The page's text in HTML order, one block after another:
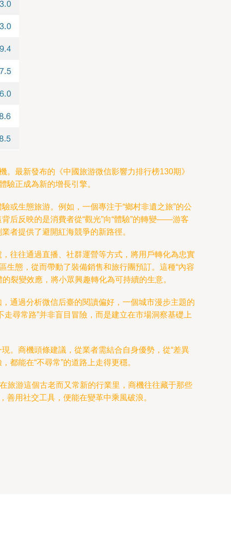
最新發布的《中國旅游微信影響力排行榜130期》
驗正成為新的增長引擎。
或生態旅游。例如，一個專注于“鄉村非遺之旅”的公
后反映的是消費者從“觀光”向“體驗”的轉變——游客
者提供了避開紅海競爭的新路徑。
往往通過直播、社群運營等方式，將用戶轉化為忠實
生態，從而帶動了裝備銷售和旅行團預訂。這種“內容
裂變效應，將小眾興趣轉化為可持續的生意。
通過分析微信后臺的閱讀偏好，一個城市漫步主題的
尋常路”并非盲目冒險，而是建立在市場洞察基礎上
。商機頭條建議，從業者需結合自身優勢，從“差異
都能在“不尋常”的道路上走得更穩。
旅游這個古老而又常新的行業里，商機往往藏于那些
善用社交工具，便能在變革中乘風破浪。